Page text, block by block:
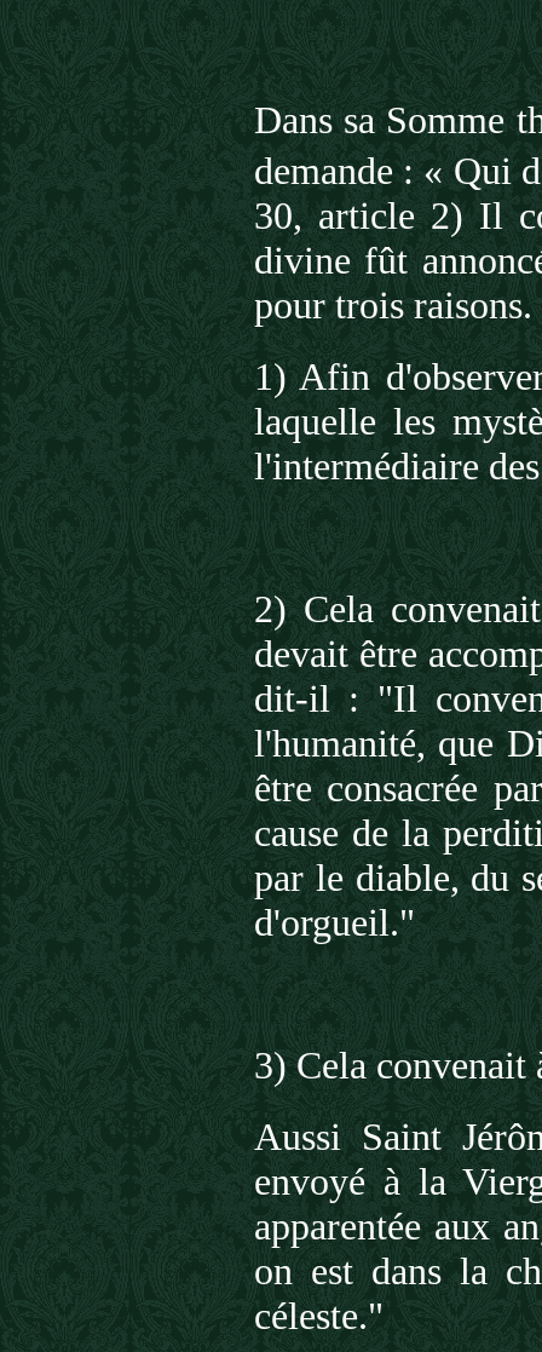
Dans sa Somme
demande : « Qui
30, article 2) Il
divine fût
pour trois raisons.
1) Afin
laquelle les
l'intermédiaire
2) Cela
devait être
dit-il : "Il
l'humanité, que
être consacrée
cause de la
par le diable, du
d'orgueil."
3) Cela
Aussi Saint
envoyé à la
apparentée aux
on est dans la
céleste."